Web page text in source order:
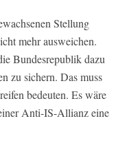
Stellung
mehr ausweichen.
Bundesrepublik dazu
zu sichern. Das muss
bedeuten. Es wäre
Anti-IS-Allianz eine